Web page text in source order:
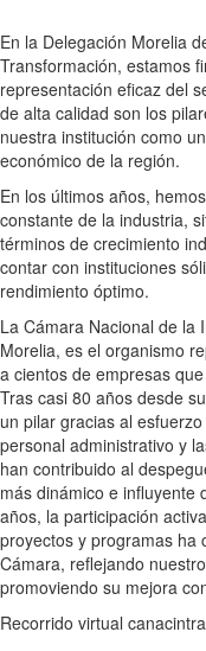
En la Delegación Morelia
Transformación, estamos
representación eficaz del
de alta calidad son los
nuestra institución como
económico de la región.
En los últimos años,
constante de la industria,
términos de crecimiento
contar con instituciones
rendimiento óptimo.
La Cámara Nacional de la
Morelia, es el organismo
a cientos de empresas
Tras casi 80 años desde
un pilar gracias al
personal administrativo y
han contribuido al
más dinámico e influyente
años, la participación
proyectos y programas ha
Cámara, reflejando
promoviendo su mejora
Recorrido virtual canacintra